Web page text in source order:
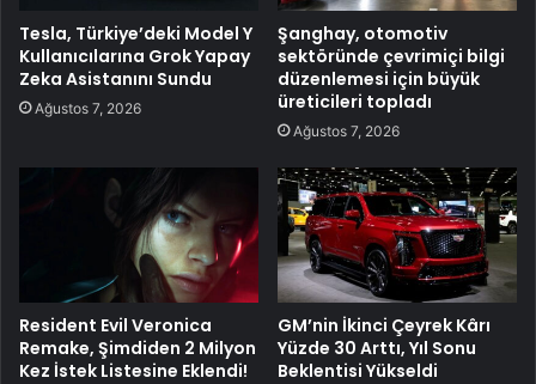
Tesla, Türkiye’deki Model Y
Kullanıcılarına Grok Yapay
Zeka Asistanını Sundu
Ağustos 7, 2026
Şanghay, otomotiv
sektöründe çevrimiçi bilgi
düzenlemesi için büyük
üreticileri topladı
Ağustos 7, 2026
Resident Evil Veronica
Remake, Şimdiden 2 Milyon
Kez İstek Listesine Eklendi!
GM’nin İkinci Çeyrek Kârı
Yüzde 30 Arttı, Yıl Sonu
Beklentisi Yükseldi